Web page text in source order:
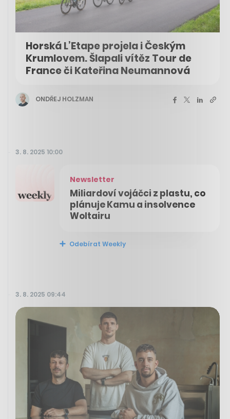
Horská L’Etape projela i Českým
Krumlovem. Šlapali vítěz Tour de
France či Kateřina Neumannová
ONDŘEJ HOLZMAN
3. 8. 2025 10:00
Newsletter
Miliardoví vojáčci z plastu, co
plánuje Kamu a insolvence
Woltairu
Odebírat Weekly
3. 8. 2025 09:44